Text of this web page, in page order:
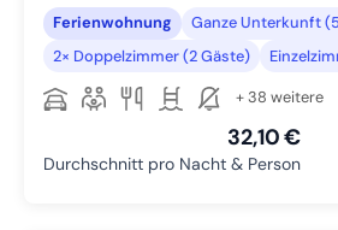
Ferienwohnung
Ganze Unterkunft
2× Doppelzimmer (2 Gäste)
+ 38 weitere
32,10 €
Durchschnitt pro Nacht & Person